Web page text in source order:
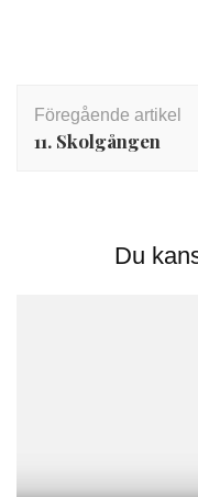
Föregående artikel
11. Skolgången
Du